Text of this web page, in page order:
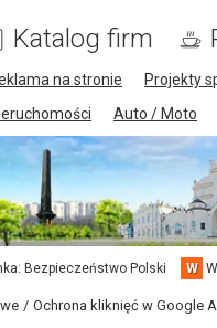
Katalog firm
na stronie Projekty
Auto / Moto
Bezpieczeństwo Polski W
Ochrona kliknięć w Google